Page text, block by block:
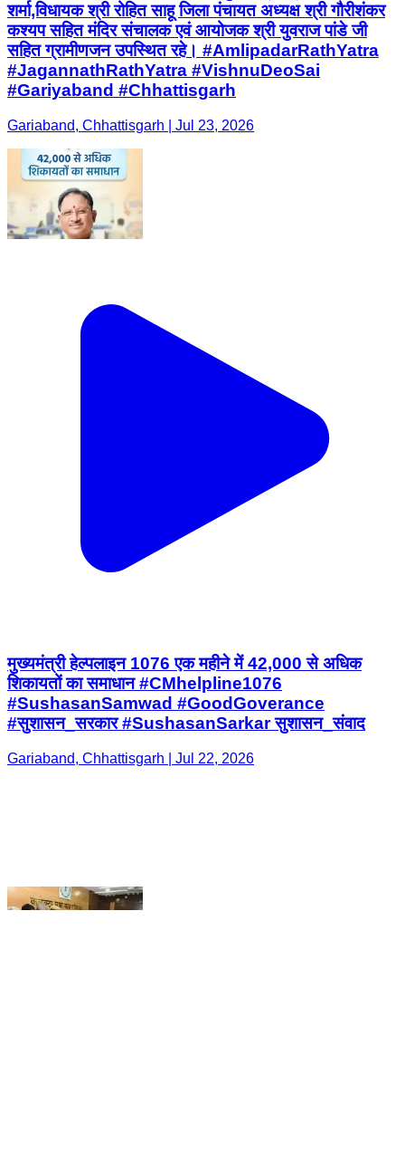
Gariaband, Chhattisgarh | Jul 23, 2026
मुख्यमंत्री हेल्पलाइन 1076 एक महीने में 42,000 से अधिक
शिकायतों का समाधान #CMhelpline1076
Gariaband, Chhattisgarh | Jul 22, 2026